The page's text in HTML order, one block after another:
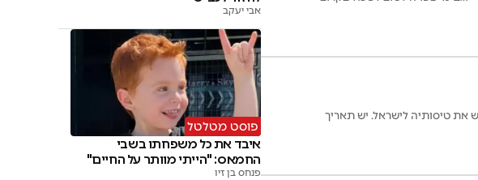
אבי יעקב
פוסט מטלטל
איבד את כל משפחתו בשבי
החמאס: "הייתי מוותר על החיים"
פנחס בן זיו